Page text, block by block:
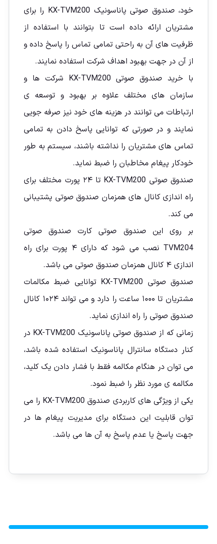
خود، صندوق صوتی پاناسونیک KX-TVM200 را برای
مشتریان ارائه داده است تا بتوانند با استفاده از
ظرفیت های آن به راحتی تمامی تماس را پاسخ داده و
از آن در جهت بهبود اهداف شرکت استفاده نمایند.
با خرید صندوق صوتی KX-TVM200 شرکت ها و
سازمان های مختلف علاوه بر بهبود و توسعه ی
ارتباطات می توانند در هزینه های خود نیز صرفه جویی
نمایند و در صورتی که توانایی پاسخ دادن به تمامی
تماس های مشتریان را نداشته باشند، سیستم به طور
خودکار پیغام مخاطبان را ضبط نماید.
صندوق صوتی KX-TVM200 تا ۲۴ پورت مختلف برای
راه اندازی کانال های همزمان صندوق صوتی پشتیبانی
می کند.
بر روی این صندوق صوتی کارت صندوق صوتی
TVM204 نصب می شود که دارای ۴ پورت برای راه
اندازی ۴ کانال همزمان صندوق صوتی می باشد.
صندوق صوتی KX-TVM200 توانایی ضبط مکالمات
مشتریان تا ۱۰۰۰ ساعت را دارد و می تواند ۱۰۲۴ کانال
صندوق صوتی را راه اندازی نماید.
زمانی که از صندوق صوتی پاناسونیک KX-TVM200 در
کنار دستگاه سانترال پاناسونیک استفاده شده باشد،
می توان در هنگام مکالمه فقط با فشار دادن یک کلید،
مکالمه ی مورد نظر را ضبط نمود.
یکی از ویژگی های کاربردی صندوق KX-TVM200 را می
توان قابلیت این دستگاه برای مدیریت پیغام ها در
جهت پاسخ یا عدم پاسخ به آن ها می باشد.